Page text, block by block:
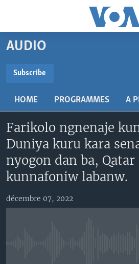
Menu
principal
navigation
principale
Retour
recherche
MALI KURA
RADIO
AN BA FO!
FARAFINA FOLI
Learning English
SUIVEZ-NOUS
AUDIO
Subscribe
S'abonner
HOME PROGRAMMES A
Farikolo ngnenaje
Duniya kuru kara
nyogon dan ba, Qatar
kunnafoniw labanw.
décembre 07, 2022